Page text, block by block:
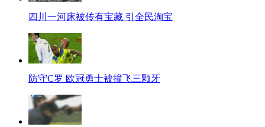
四川一河床被传有宝藏 引全民淘宝
防守C罗 欧冠勇士被撞飞三颗牙